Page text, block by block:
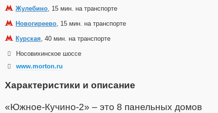
Жулебино, 15 мин. на транспорте
Новогиреево, 15 мин. на транспорте
Курская, 40 мин. на транспорте
Носовихинское шоссе
www.morton.ru
Характеристики и описание
«Южное-Кучино-2» – это 8 панельных домов